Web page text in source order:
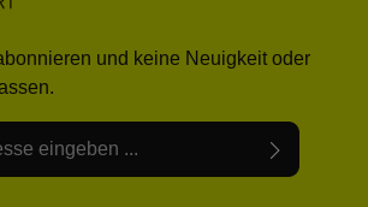
und keine Neuigkeit oder